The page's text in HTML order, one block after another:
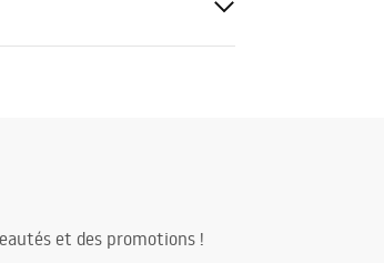
et des promotions !